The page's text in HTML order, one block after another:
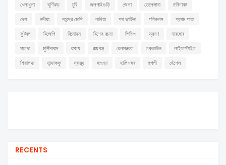
খেলাধুলা
ঘূর্ণিঝড় চুরি জলপাইগুড়ি জেলা তেলেঙ্গানা
দক্ষিণবঙ্গ
দেশ
নদীয়া নরেন্দ্র মোদি নাদিয়া পথ দুর্ঘটনা পশ্চিমবঙ্গ
প্রথম পাতা
ফুটবল
বিজেপি বিনোদন বিশেষ রচনা ভিডিও ভ্রমণ
মারধোর
মালদা
মুর্শিদাবাদ রাজ্য রায়গঞ্জ রেলমন্ত্রক লকডাউন
লাইফস্টাইল
শিয়ালদা
সান্দাকফু স্বাস্থ্য হাওড়া হালিশহর হুগলী হেঁশেল
RECENTS